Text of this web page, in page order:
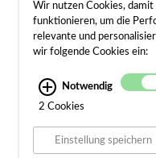
Wir nutzen Cookies, damit
funktionieren, um die
relevante und
wir folgende Cookies ein:
Notwendig
2 Cookies
Einstellung speichern